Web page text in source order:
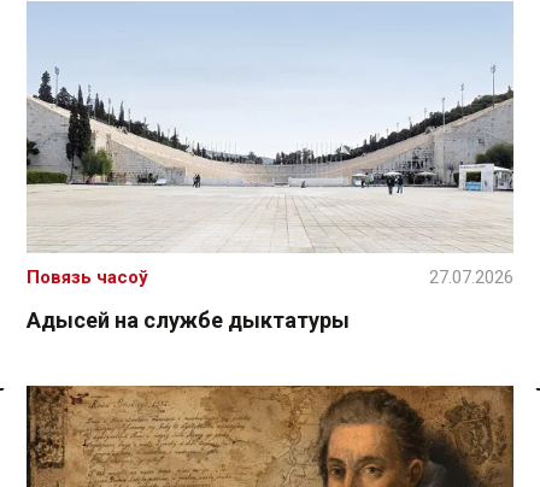
Спасылка без VPN
Адысей на службе дыктатуры
Повязь часоў 27.07.2026